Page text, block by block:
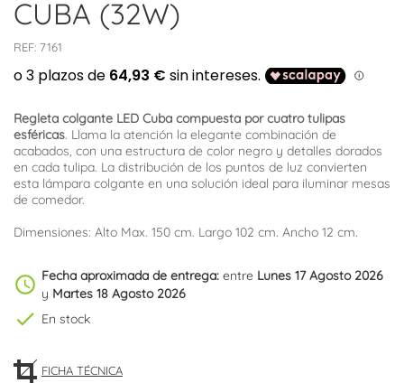
CUBA (32W)
REF: 7161
Regleta colgante LED Cuba compuesta por cuatro tulipas
esféricas. Llama la atención la elegante combinación de
acabados, con una estructura de color negro y detalles dorados
en cada tulipa. La distribución de los puntos de luz convierten
esta lámpara colgante en una solución ideal para iluminar mesas
de comedor.
Dimensiones: Alto Max. 150 cm. Largo 102 cm. Ancho 12 cm.
schedule Fecha aproximada de entrega: entre Lunes 17 Agosto 2026
y Martes 18 Agosto 2026
check En stock
FICHA TÉCNICA